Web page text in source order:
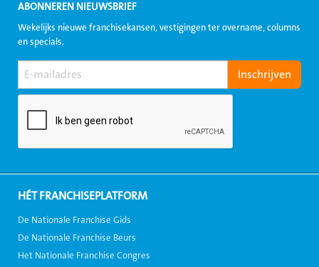
ABONNEREN NIEUWSBRIEF
Wekelijks nieuwe franchisekansen, vestigingen ter overname, columns
en specials.
HÉT FRANCHISEPLATFORM
De Nationale Franchise Gids
De Nationale Franchise Beurs
Het Nationale Franchise Congres